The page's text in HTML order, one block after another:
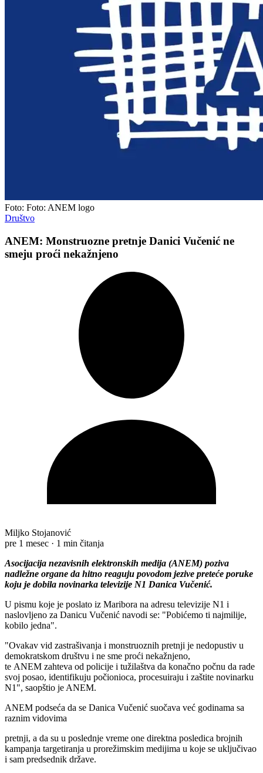
Foto: Foto: ANEM logo
Društvo
ANEM: Monstruozne pretnje Danici Vučenić ne
smeju proći nekažnjeno
Miljko Stojanović
pre 1 mesec · 1 min čitanja
Asocijacija nezavisnih elektronskih medija (ANEM) poziva
nadležne organe da hitno reaguju povodom jezive preteće poruke
koju je dobila novinarka televizije N1 Danica Vučenić.
U pismu koje je poslato iz Maribora na adresu televizije N1 i
naslovljeno za Danicu Vučenić navodi se: "Pobićemo ti najmilije,
kobilo jedna".
"Ovakav vid zastrašivanja i monstruoznih pretnji je nedopustiv u
demokratskom društvu i ne sme proći nekažnjeno,
te ANEM zahteva od policije i tužilaštva da konačno počnu da rade
svoj posao, identifikuju počionioca, procesuiraju i zaštite novinarku
N1", saopštio je ANEM.
ANEM podseća da se Danica Vučenić suočava već godinama sa
raznim vidovima
pretnji, a da su u poslednje vreme one direktna posledica brojnih
kampanja targetiranja u prorežimskim medijima u koje se uključivao
i sam predsednik države.